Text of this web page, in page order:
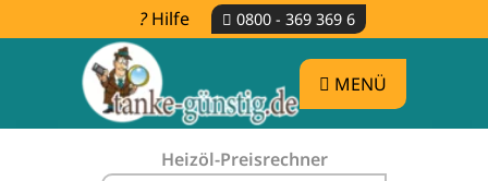
Hilfe 0800 - 369 369 6
MENÜ
Heizöl-Preisrechner